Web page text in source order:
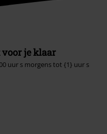
je klaar
uur s morgens tot {1} uur s